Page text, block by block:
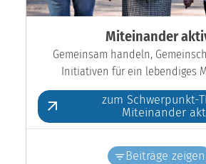
Miteinander
Gemeinsam handeln,
Initiativen für ein lebendiges
zum Schwerpunkt-
Miteinander
Beiträge zeigen